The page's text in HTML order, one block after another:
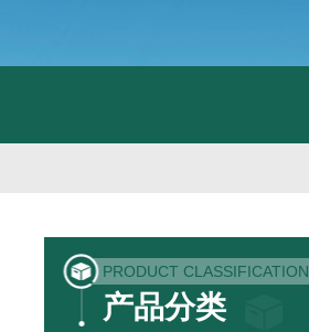
PRODUCT CLASSIFICATION
产品分类